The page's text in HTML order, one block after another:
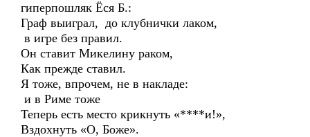
гиперпошляк Ёся Б.:
Граф выиграл, до клубнички лаком,
в игре без правил.
Он ставит Микелину раком,
Как прежде ставил.
Я тоже, впрочем, не в накладе:
и в Риме тоже
Теперь есть место крикнуть «****и!»,
Вздохнуть «О, Боже».